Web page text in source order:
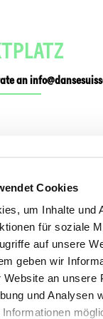
Cookies
um Inhalte und
für soziale
auf unsere
geben wir
Website an unsere
und Analysen
an
am
danse -
Freakidz Bern
Tanz und